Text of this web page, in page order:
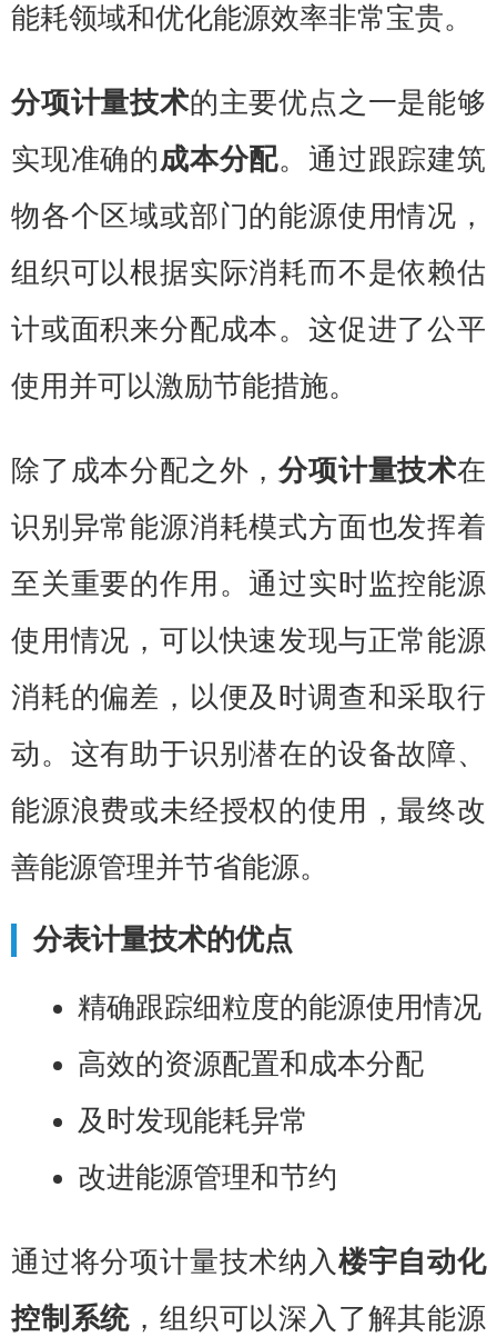
能耗领域和优化能源效率非常宝贵。
分项计量技术的主要优点之一是能够
实现准确的成本分配。通过跟踪建筑
物各个区域或部门的能源使用情况，
组织可以根据实际消耗而不是依赖估
计或面积来分配成本。这促进了公平
使用并可以激励节能措施。
除了成本分配之外，分项计量技术在
识别异常能源消耗模式方面也发挥着
至关重要的作用。通过实时监控能源
使用情况，可以快速发现与正常能源
消耗的偏差，以便及时调查和采取行
动。这有助于识别潜在的设备故障、
能源浪费或未经授权的使用，最终改
善能源管理并节省能源。
分表计量技术的优点
精确跟踪细粒度的能源使用情况
高效的资源配置和成本分配
及时发现能耗异常
改进能源管理和节约
通过将分项计量技术纳入 楼宇自动化
控制系统 ，组织可以深入了解其能源